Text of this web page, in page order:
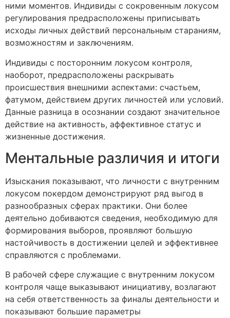
ними моментов. Индивиды с сокровенным локусом
регулирования предрасположены приписывать
исходы личных действий персональным стараниям,
возможностям и заключениям.
Индивиды с посторонним локусом контроля,
наоборот, предрасположены раскрывать
происшествия внешними аспектами: счастьем,
фатумом, действием других личностей или условий.
Данные разница в осознании создают значительное
действие на активность, аффективное статус и
жизненные достижения.
Ментальные различия и итоги
Изыскания показывают, что личности с внутренним
локусом покердом демонстрируют ряд выгод в
разнообразных сферах практики. Они более
деятельно добиваются сведения, необходимую для
формирования выборов, проявляют большую
настойчивость в достижении целей и эффективнее
справляются с проблемами.
В рабочей сфере служащие с внутренним локусом
контроля чаще выказывают инициативу, возлагают
на себя ответственность за финалы деятельности и
показывают большие параметры